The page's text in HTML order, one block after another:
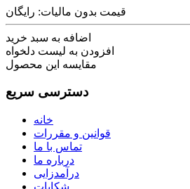
قیمت بدون مالیات: رایگان
اضافه به سبد خرید
افزودن به لیست دلخواه
مقایسه این محصول
دسترسی سریع
خانه
قوانین و مقررات
تماس با ما
درباره ما
درآمدزایی
شکایات